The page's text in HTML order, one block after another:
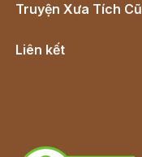
Truyện Xưa Tích Cũ
Liên kết